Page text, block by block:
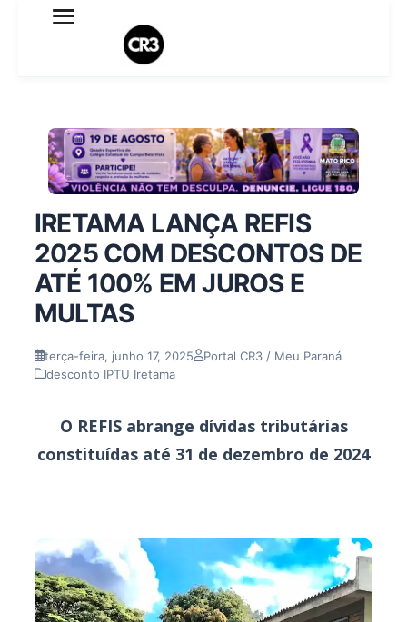
Expediente
Termo de Uso
Sobre o blog
IRETAMA LANÇA REFIS
2025 COM DESCONTOS DE
ATÉ 100% EM JUROS E
MULTAS
terça-feira, junho 17, 2025
Portal CR3 / Meu Paraná
desconto IPTU Iretama
O REFIS abrange dívidas tributárias
constituídas até 31 de dezembro de 2024